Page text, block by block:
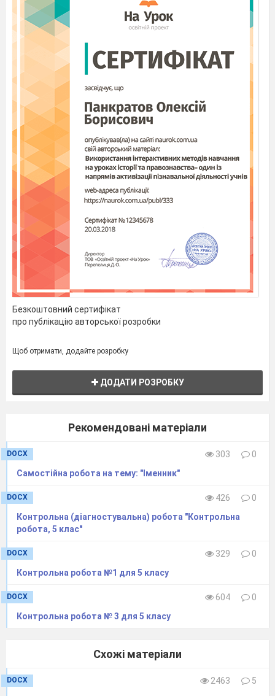
Безкоштовний сертифікат
про публікацію авторської розробки
Щоб отримати, додайте розробку
ДОДАТИ РОЗРОБКУ
Рекомендовані матеріали
DOCX 303
0
Самостійна робота на тему: "Іменник"
DOCX 426
0
Контрольна (діагностувальна) робота "Контрольна
робота, 5 клас"
DOCX 329
0
Контрольна робота №1 для 5 класу
DOCX 604
0
Контрольна робота № 3 для 5 класу
Схожі матеріали
DOCX 2463
5